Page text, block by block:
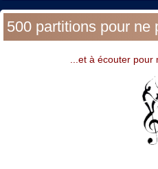
500 partitions pour ne
...et à écouter pour